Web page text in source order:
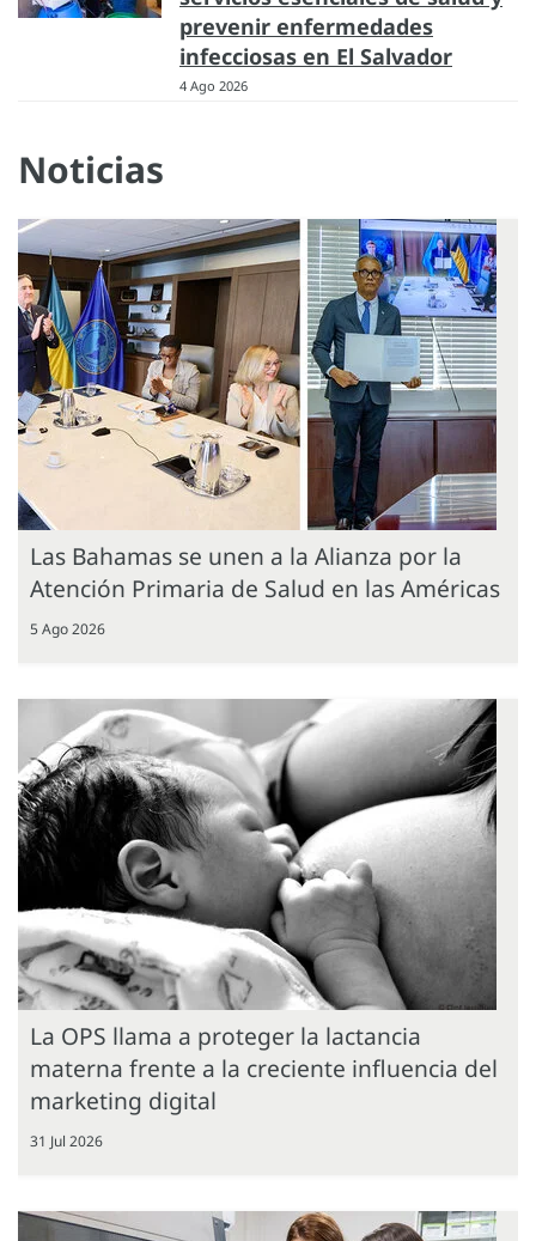
prevenir enfermedades
infecciosas en El Salvador
4 Ago 2026
Noticias
Las Bahamas se unen a la Alianza por la
Atención Primaria de Salud en las Américas
5 Ago 2026
La OPS llama a proteger la lactancia
materna frente a la creciente influencia del
marketing digital
31 Jul 2026